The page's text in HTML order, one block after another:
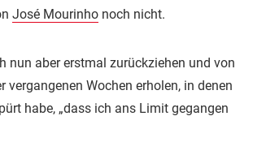
José Mourinho noch nicht.
nun aber erstmal zurückziehen und von
vergangenen Wochen erholen, in denen
habe, „dass ich ans Limit gegangen